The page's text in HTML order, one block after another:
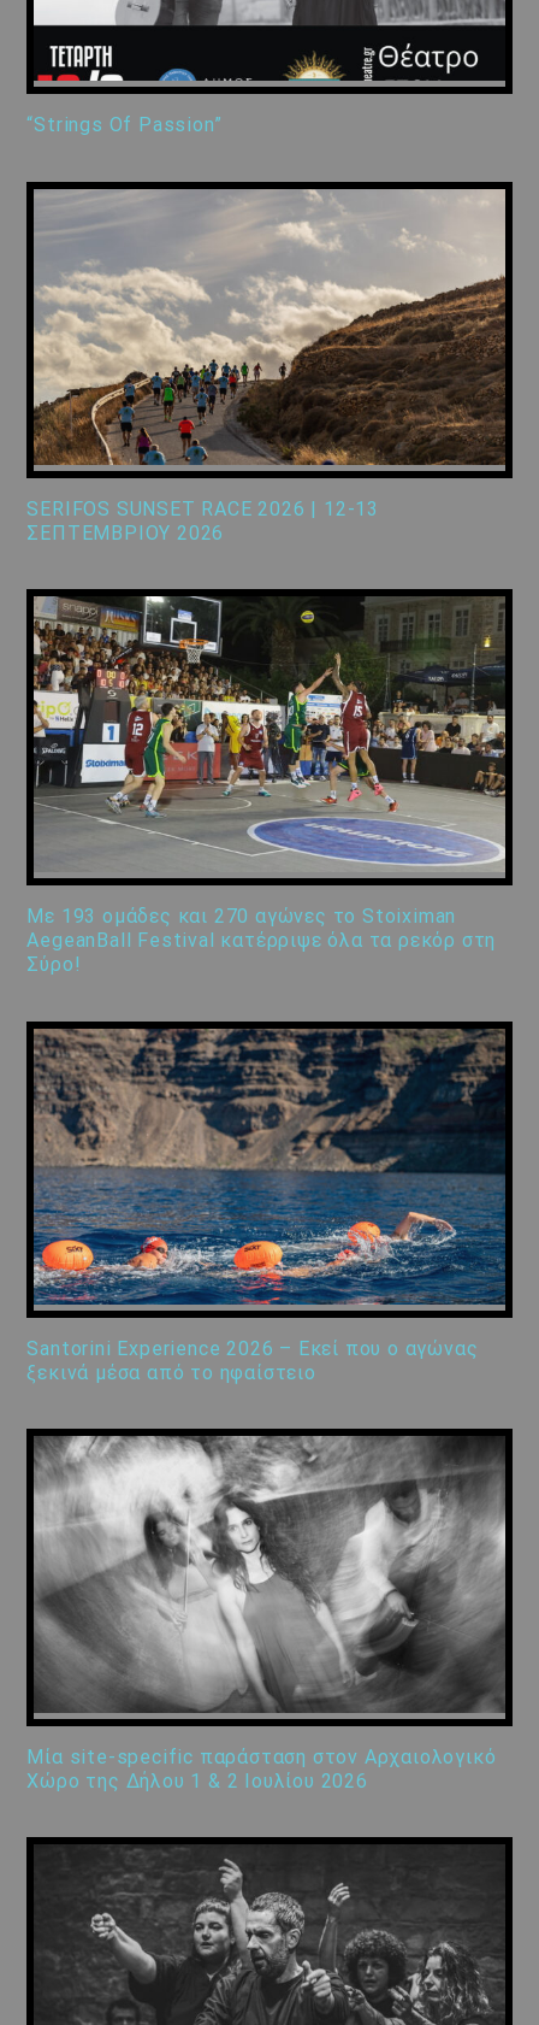
“Strings Of Passion”
SERIFOS SUNSET RACE 2026 | 12-13
ΣΕΠΤΕΜΒΡΙΟΥ 2026
Με 193 ομάδες και 270 αγώνες το Stoiximan
AegeanBall Festival κατέρριψε όλα τα ρεκόρ στη
Σύρο!
Santorini Experience 2026 – Εκεί που ο αγώνας
ξεκινά μέσα από το ηφαίστειο
Μία site-specific παράσταση στον Αρχαιολογικό
Χώρο της Δήλου 1 & 2 Ιουλίου 2026